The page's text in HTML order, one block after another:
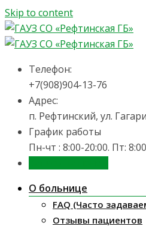
Skip to content
Телефон:
+7(908)904-13-76
Адрес:
п. Рефтинский, ул.
График работы
Пн-чт : 8:00-20:00. Пт:
О больнице
FAQ (Часто
Отзывы пациентов